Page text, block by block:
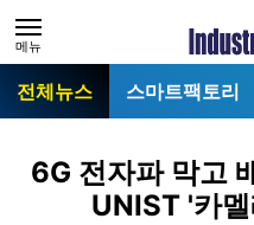
메뉴
전체뉴스 스마트팩토리
6G 전자파 막고
UNIST '카